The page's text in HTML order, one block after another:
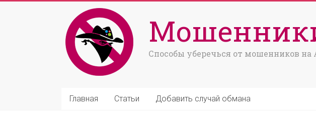
Способы уберечься от мошенников на
Главная Статьи Добавить случай обмана